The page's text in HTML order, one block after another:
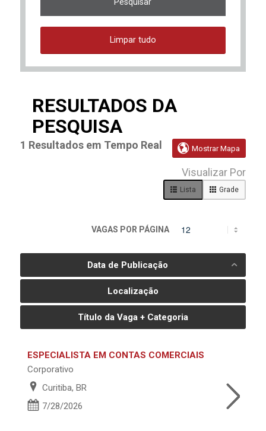
RESULTADOS DA
PESQUISA
 Mostrar Mapa
1 Resultados em Tempo Real
Visualizar Por
Lista Grade
VAGAS POR PÁGINA
Título da Vaga + Categoria
Localização
Data de Publicação
ESPECIALISTA EM CONTAS COMERCIAIS
Corporativo
Curitiba, BR
7/28/2026
Limpar tudo